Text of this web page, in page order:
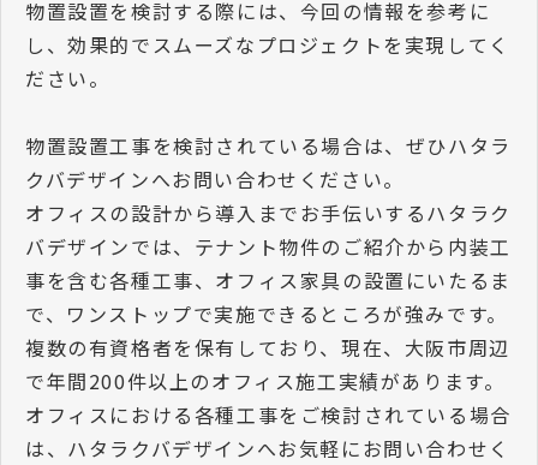
物置設置を検討する際には、今回の情報を参考に
し、効果的でスムーズなプロジェクトを実現してく
ださい。
物置設置工事を検討されている場合は、ぜひハタラ
クバデザインへお問い合わせください。
オフィスの設計から導入までお手伝いするハタラク
バデザインでは、テナント物件のご紹介から内装工
事を含む各種工事、オフィス家具の設置にいたるま
で、ワンストップで実施できるところが強みです。
複数の有資格者を保有しており、現在、大阪市周辺
で年間200件以上のオフィス施工実績があります。
オフィスにおける各種工事をご検討されている場合
は、ハタラクバデザインへお気軽にお問い合わせく